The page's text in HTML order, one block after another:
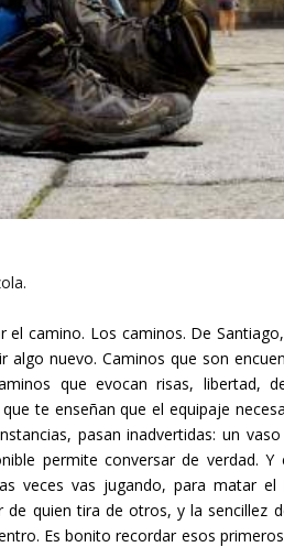
camino. Los caminos. De
algo nuevo. Caminos que son
que evocan risas, libertad,
te enseñan que el equipaje
pasan inadvertidas: un
permite conversar de verdad. Y
veces vas jugando, para matar
quien tira de otros, y la sencillez
Es bonito recordar esos